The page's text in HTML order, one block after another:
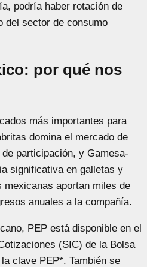
podría haber rotación de
del sector de consumo
por qué nos
más importantes para
domina el mercado de
participación, y Gamesa-
significativa en galletas y
aportan miles de
anuales a la compañía.
PEP está disponible en el
(SIC) de la Bolsa
clave PEP*. También se